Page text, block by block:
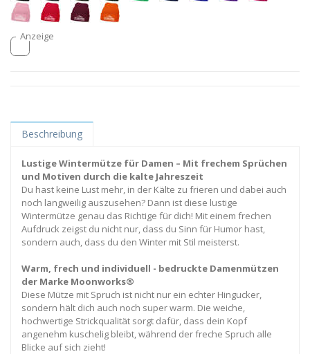
Beschreibung
Lustige Wintermütze für Damen – Mit frechem Sprüchen
und Motiven durch die kalte Jahreszeit
Du hast keine Lust mehr, in der Kälte zu frieren und dabei auch
noch langweilig auszusehen? Dann ist diese lustige
Wintermütze genau das Richtige für dich! Mit einem frechen
Aufdruck zeigst du nicht nur, dass du Sinn für Humor hast,
sondern auch, dass du den Winter mit Stil meisterst.
Warm, frech und individuell - bedruckte Damenmützen
der Marke Moonworks®
Diese Mütze mit Spruch ist nicht nur ein echter Hingucker,
sondern hält dich auch noch super warm. Die weiche,
hochwertige Strickqualität sorgt dafür, dass dein Kopf
angenehm kuschelig bleibt, während der freche Spruch alle
Blicke auf sich zieht!